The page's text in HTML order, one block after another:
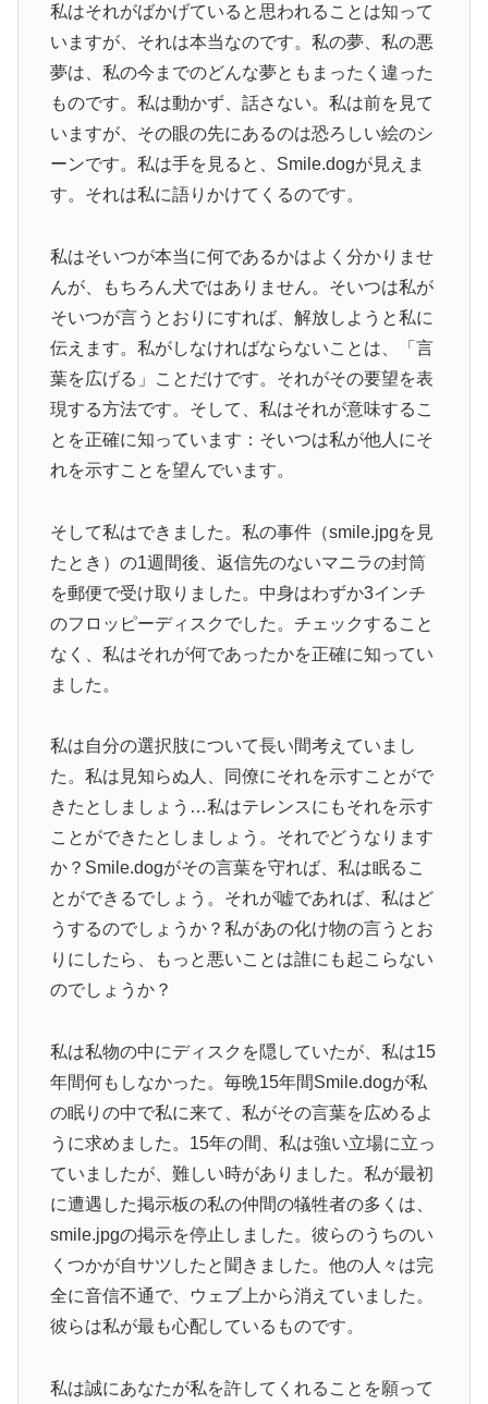
私はそれがばかげていると思われることは知って
いますが、それは本当なのです。私の夢、私の悪
夢は、私の今までのどんな夢ともまったく違った
ものです。私は動かず、話さない。私は前を見て
いますが、その眼の先にあるのは恐ろしい絵のシ
ーンです。私は手を見ると、Smile.dogが見えま
す。それは私に語りかけてくるのです。
私はそいつが本当に何であるかはよく分かりませ
んが、もちろん犬ではありません。そいつは私が
そいつが言うとおりにすれば、解放しようと私に
伝えます。私がしなければならないことは、「言
葉を広げる」ことだけです。それがその要望を表
現する方法です。そして、私はそれが意味するこ
とを正確に知っています：そいつは私が他人にそ
れを示すことを望んでいます。
そして私はできました。私の事件（smile.jpgを見
たとき）の1週間後、返信先のないマニラの封筒
を郵便で受け取りました。中身はわずか3インチ
のフロッピーディスクでした。チェックすること
なく、私はそれが何であったかを正確に知ってい
ました。
私は自分の選択肢について長い間考えていまし
た。私は見知らぬ人、同僚にそれを示すことがで
きたとしましょう…私はテレンスにもそれを示す
ことができたとしましょう。それでどうなります
か？Smile.dogがその言葉を守れば、私は眠るこ
とができるでしょう。それが嘘であれば、私はど
うするのでしょうか？私があの化け物の言うとお
りにしたら、もっと悪いことは誰にも起こらない
のでしょうか？
私は私物の中にディスクを隠していたが、私は15
年間何もしなかった。毎晩15年間Smile.dogが私
の眠りの中で私に来て、私がその言葉を広めるよ
うに求めました。15年の間、私は強い立場に立っ
ていましたが、難しい時がありました。私が最初
に遭遇した掲示板の私の仲間の犠牲者の多くは、
smile.jpgの掲示を停止しました。彼らのうちのい
くつかが自サツしたと聞きました。他の人々は完
全に音信不通で、ウェブ上から消えていました。
彼らは私が最も心配しているものです。
私は誠にあなたが私を許してくれることを願って